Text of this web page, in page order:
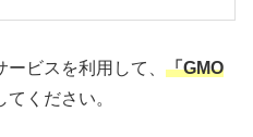
ビスを利用して、 「GMO
てください。